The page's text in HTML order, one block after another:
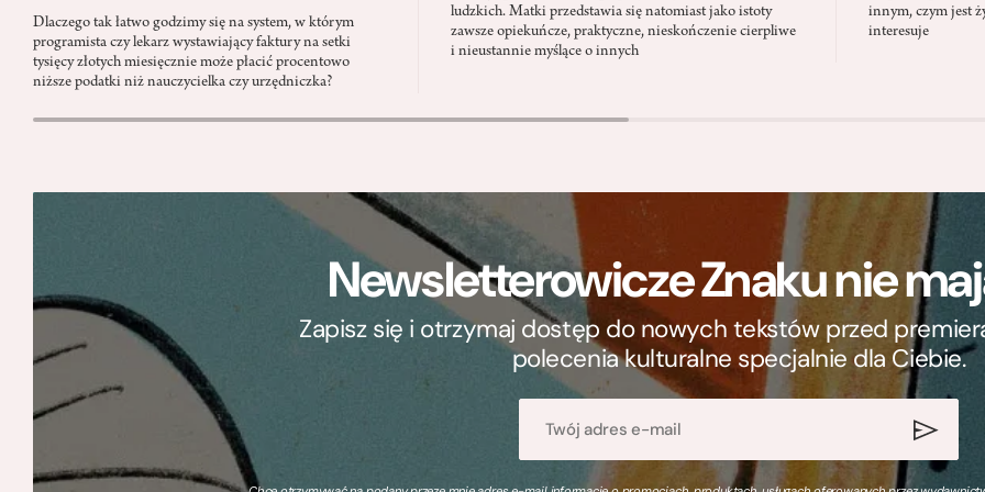
Dlaczego tak łatwo godzimy się na system, w którym
programista czy lekarz wystawiający faktury na setki
tysięcy złotych miesięcznie może płacić procentowo
niższe podatki niż nauczycielka czy urzędniczka?
ludzkich. Matki przedstawia się natomiast jako istoty
zawsze opiekuńcze, praktyczne, nieskończenie cierpliwe
i nieustannie myślące o innych
innym, czym jest
interesuje
Newsletterowicze Znaku nie
Zapisz się i otrzymaj dostęp do nowych tekstów przed
polecenia kulturalne specjalnie dla Ciebie.